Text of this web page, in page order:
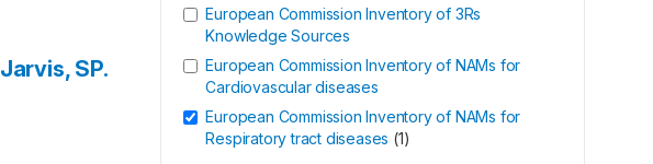
Jarvis, SP.
European Commission Inventory of 3Rs
Knowledge Sources
European Commission Inventory of NAMs for
Cardiovascular diseases
European Commission Inventory of NAMs for
Respiratory tract diseases (1)